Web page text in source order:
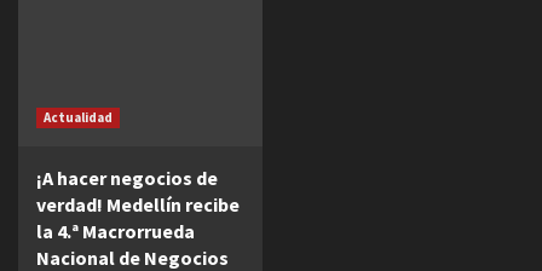
Actualidad
¡A hacer negocios de
verdad! Medellín recibe
la 4.ª Macrorrueda
Nacional de Negocios